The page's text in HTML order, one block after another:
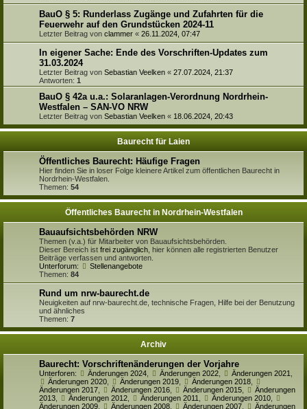
BauO § 5: Runderlass Zugänge und Zufahrten für die
Feuerwehr auf den Grundstücken 2024-11
Letzter Beitrag von clammer « 26.11.2024, 07:47
In eigener Sache: Ende des Vorschriften-Updates zum
31.03.2024
Letzter Beitrag von Sebastian Veelken « 27.07.2024, 21:37
Antworten: 1
BauO § 42a u.a.: Solaranlagen-Verordnung Nordrhein-
Westfalen – SAN-VO NRW
Letzter Beitrag von Sebastian Veelken « 18.06.2024, 20:43
Baurecht für Laien
Öffentliches Baurecht: Häufige Fragen
Hier finden Sie in loser Folge kleinere Artikel zum öffentlichen Baurecht in
Nordrhein-Westfalen.
Themen: 54
Öffentliches Baurecht in Nordrhein-Westfalen
Bauaufsichtsbehörden NRW
Themen (v.a.) für Mitarbeiter von Bauaufsichtsbehörden.
Dieser Bereich ist frei zugänglich , hier können alle registrierten Benutzer
Beiträge verfassen und antworten.
Unterforum:
Stellenangebote
Themen: 84
Rund um nrw-baurecht.de
Neuigkeiten auf nrw-baurecht.de, technische Fragen, Hilfe bei der Benutzung
und ähnliches
Themen: 7
Archiv
Baurecht: Vorschriftenänderungen der Vorjahre
Unterforen: Änderungen 2024, Änderungen 2022, Änderungen 2021
Änderungen 2020, Änderungen 2019, Änderungen 2018,
Änderungen 2017
Änderungen 2016, Änderungen 2015,
Änderungen
2013
Änderungen 2012, Änderungen 2011 Änderungen 2010,
Änderungen 2009
Änderungen 2008, Änderungen 2007, Änderungen